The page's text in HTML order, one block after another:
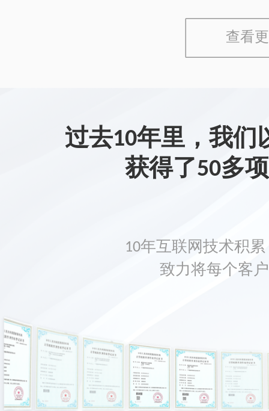
查看
过去10年里，我们
获得了50多
10年互联网技术积
致力将每个客